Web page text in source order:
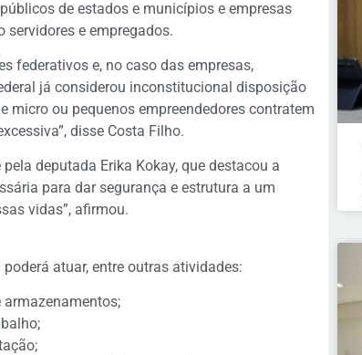
de estados e municípios e empresas
servidores e empregados.
federativos e, no caso das empresas,
já considerou inconstitucional disposição
micro ou pequenos empreendedores contratem
disse Costa Filho.
deputada Erika Kokay, que destacou a
para dar segurança e estrutura a um
vidas”, afirmou.
atuar, entre outras atividades: